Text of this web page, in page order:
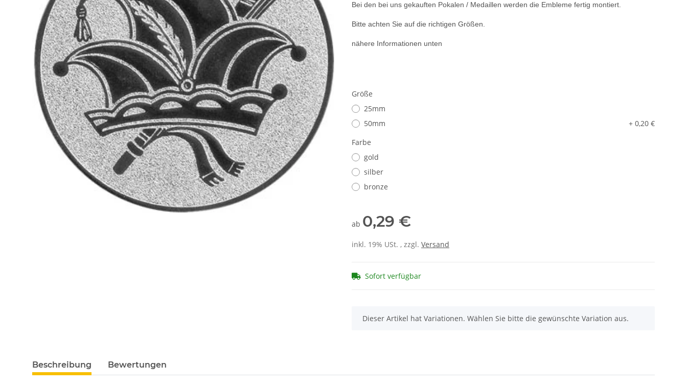
Bei den bei uns gekauften Pokalen / Medaillen werden die Embleme fertig montiert.
Bitte achten Sie auf die richtigen Größen.
nähere Informationen unten
Größe
25mm
50mm
+ 0,20 €
Farbe
gold
silber
bronze
ab 0,29 €
inkl. 19% USt. , zzgl. Versand
Sofort verfügbar
x
Dieser Artikel hat Variationen. Wählen Sie bitte die gewünschte Variation aus.
Beschreibung Bewertungen